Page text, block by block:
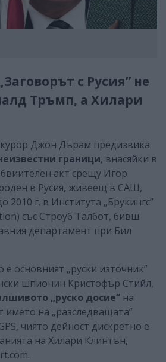
с Русия” не
Тръмп, а Хилари
Джон Дърам предизвика
граници, внасяйки в
акт срещу Игор
в Русия, живеещ в САЩ,
2010 г. в Института „Брукингс”
със Строуб Талбот, бивш
департамент при Бил
основният „руски източник”
шпионин Кристофър Стийл,
„руско досие“ на
на „разследващата”
чиято дейност дискретно е
на Хилари Клинтън,